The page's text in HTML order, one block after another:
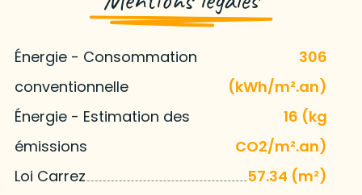
Énergie - Consommation
conventionnelle
306
(kWh/m².an)
Énergie - Estimation des
émissions
16 (kg
CO2/m².an)
Loi Carrez
57.34 (m²)